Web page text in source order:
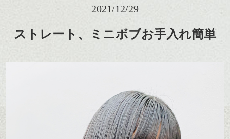
2021/12/29
ストレート、ミニボブお手入れ簡単